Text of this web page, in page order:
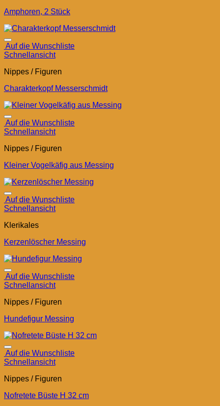
Amphoren, 2 Stück
Auf die Wunschliste
Schnellansicht
Nippes / Figuren
Charakterkopf Messerschmidt
Auf die Wunschliste
Schnellansicht
Nippes / Figuren
Kleiner Vogelkäfig aus Messing
Auf die Wunschliste
Schnellansicht
Klerikales
Kerzenlöscher Messing
Auf die Wunschliste
Schnellansicht
Nippes / Figuren
Hundefigur Messing
Auf die Wunschliste
Schnellansicht
Nippes / Figuren
Nofretete Büste H 32 cm